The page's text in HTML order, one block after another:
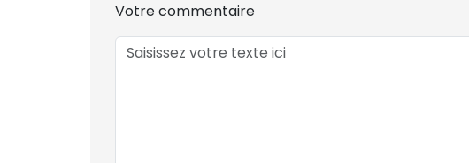
Votre commentaire